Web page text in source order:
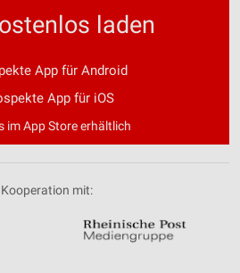
laden
App für Android
App für iOS
im App Store erhältlich
mit: